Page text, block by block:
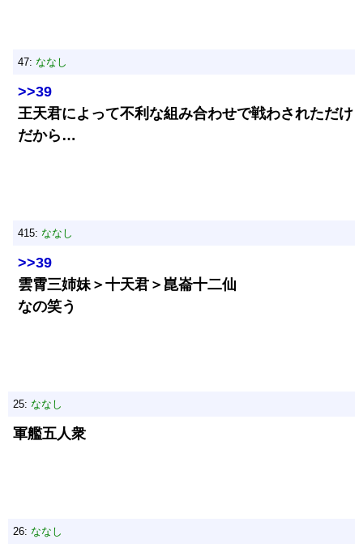
47: ななし
>>39
王天君によって不利な組み合わせで戦わされただけ
だから…
415: ななし
>>39
雲霄三姉妹＞十天君＞崑崙十二仙
なの笑う
25: ななし
軍艦五人衆
26: ななし